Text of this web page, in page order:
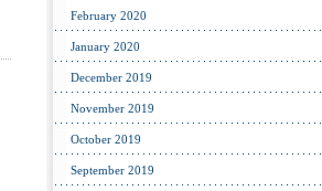
February 2020
January 2020
December 2019
November 2019
October 2019
September 2019